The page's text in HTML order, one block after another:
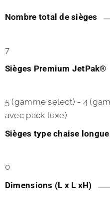
Nombre total de sièges
7
Sièges Premium JetPak®
5 (gamme select) - 4
avec pack luxe)
Sièges type chaise longue
0
Dimensions (L x L xH)